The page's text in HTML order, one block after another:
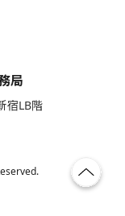
局
宿LB階